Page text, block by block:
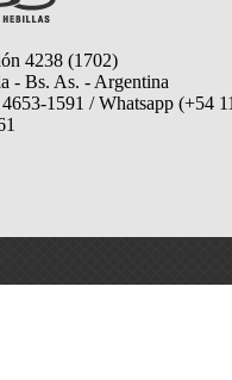
4238 (1702)
- Bs. As. - Argentina
1591 / Whatsapp (+54